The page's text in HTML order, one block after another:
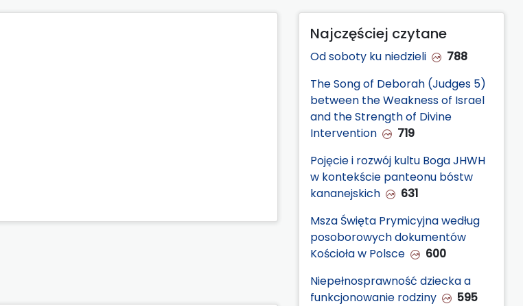
Najczęściej czytane
Od soboty ku niedzieli
788
The Song of Deborah (Judges 5)
between the Weakness of Israel
and the Strength of Divine
Intervention
719
Pojęcie i rozwój kultu Boga JHWH
w kontekście panteonu bóstw
kananejskich
631
Msza Święta Prymicyjna według
posoborowych dokumentów
Kościoła w Polsce
600
Niepełnosprawność dziecka a
funkcjonowanie rodziny
595